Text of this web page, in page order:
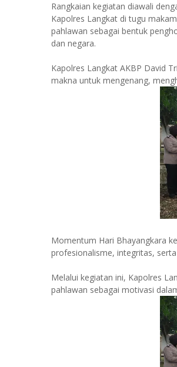
Rangkaian kegiatan diawali
Kapolres Langkat di tugu
pahlawan sebagai bentuk
dan negara.
Kapolres Langkat AKBP David
makna untuk mengenang,
Momentum Hari Bhayangkara
profesionalisme, integritas,
Melalui kegiatan ini, Kapolres
pahlawan sebagai motivasi